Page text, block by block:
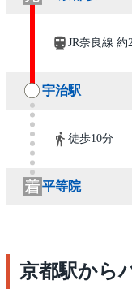
JR奈良線 約
宇治駅
徒歩10分
平等院
京都駅から